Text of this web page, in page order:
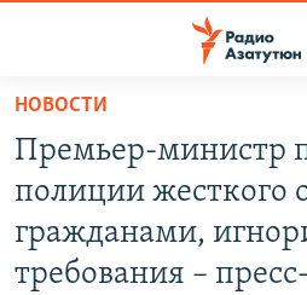
Перейти
основному
содержанию
основной
НОВОСТИ
ОБЩЕСТВО
НОВОСТИ
Премьер-министр
полиции жесткого
гражданами,
требования –